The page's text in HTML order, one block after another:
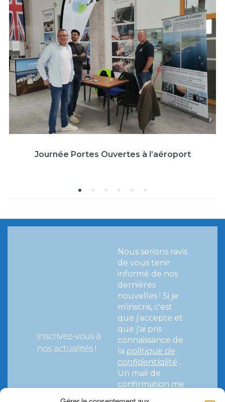
Journée Portes Ouvertes à l’aéroport
Inscrivez-vous à
nos actualités !
Nous serions ravis
de vous tenir
informé de nos
dernières
nouvelles ! Si je
m'inscris, c'est
que j'accepte et
que j'ai pris
connaissance de
la politique de
confidentialité .
Un mail de
confirmation me